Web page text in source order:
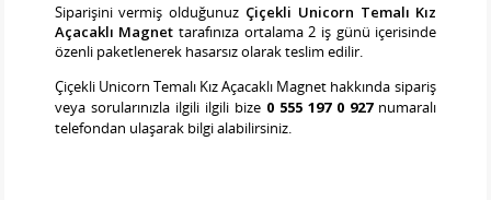
Siparişini vermiş olduğunuz Çiçekli Unicorn Temalı Kız
Açacaklı Magnet tarafınıza ortalama 2 iş günü içerisinde
özenli paketlenerek hasarsız olarak teslim edilir.
Çiçekli Unicorn Temalı Kız Açacaklı Magnethakkında sipariş
veya sorularınızla ilgili ilgili bize 0 555 197 0 927numaralı
telefondan ulaşarak bilgi alabilirsiniz.